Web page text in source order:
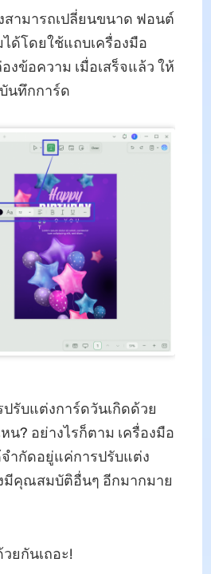
ามารถเปลี่ยนขนาด ฟอนต์
ด้โดยใช้แถบเครื่องมือ
งข้อความ เมื่อเสร็จแล้ว ให้
นทึกการ์ด
รับแต่งการ์ดวันเกิดด้วย
น? อย่างไรก็ตาม เครื่องมือ
ำกัดอยู่แค่การปรับแต่ง
มีคุณสมบัติอื่นๆ อีกมากมาย
ยกันเถอะ!